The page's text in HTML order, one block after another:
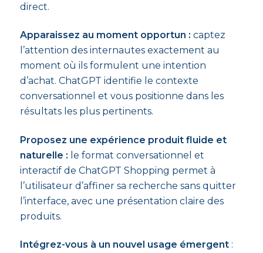
direct.
Apparaissez au moment opportun : captez
l’attention des internautes exactement au
moment où ils formulent une intention
d’achat. ChatGPT identifie le contexte
conversationnel et vous positionne dans les
résultats les plus pertinents.
Proposez une expérience produit fluide et
naturelle : le format conversationnel et
interactif de ChatGPT Shopping permet à
l’utilisateur d’affiner sa recherche sans quitter
l’interface, avec une présentation claire des
produits.
Intégrez-vous à un nouvel usage émergent: